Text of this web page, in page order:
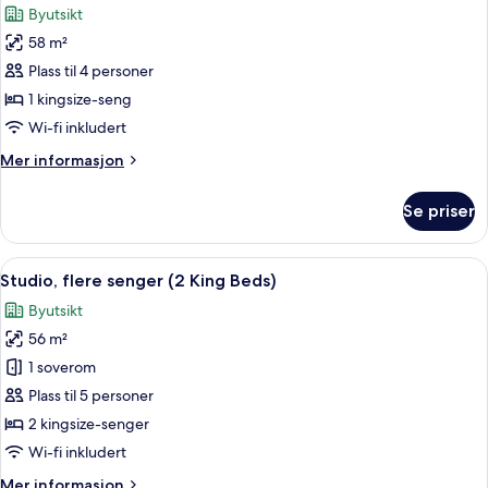
seng
bildene
av
Studio,
1
kingsize-
(Suite)
Byutsikt
58 m²
Plass til 4 personer
1 kingsize-seng
Wi-fi inkludert
Mer informasjon
Mer
1
kingsize-
seng
Se priser
Åpne
alle
bildene
av
Studio,
flere
senger
(2
Sengetøy av topp kvalitet,
11
Studio, flere senger (2 King Beds)
Byutsikt
56 m²
1 soverom
Plass til 5 personer
2 kingsize-senger
Wi-fi inkludert
Mer